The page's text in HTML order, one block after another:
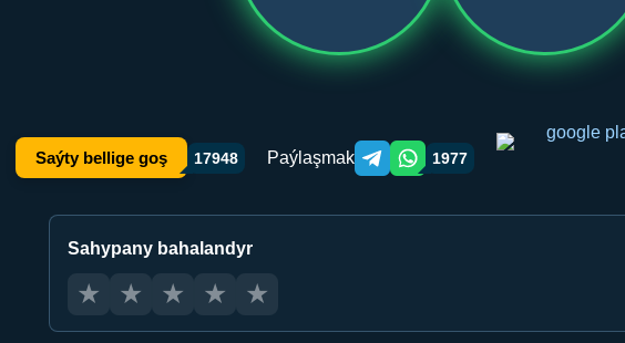
Saýty bellige goş 17948 Paýlaşmak Telegram orqali ulashish
WhatsApp orqali ulashish
1977
Sahypany bahalandyr
★ ★ ★ ★ ★